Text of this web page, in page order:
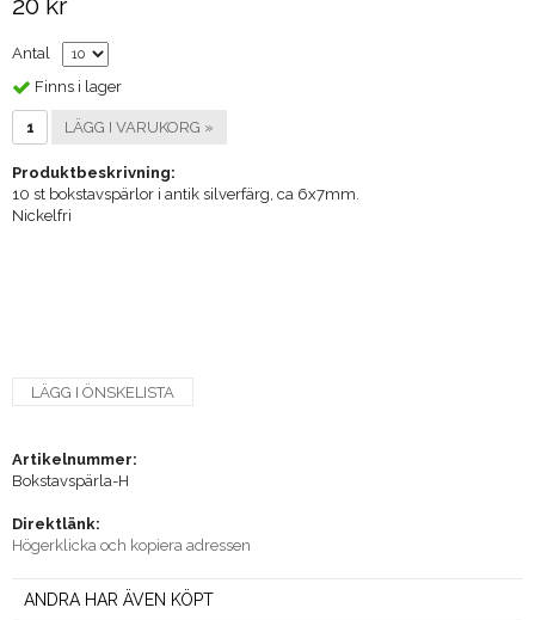
Antal
Finns i lager
LÄGG I VARUKORG »
Produktbeskrivning:
10 st bokstavspärlor i antik silverfärg, ca 6x7mm.
Nickelfri
LÄGG I ÖNSKELISTA
Artikelnummer:
Bokstavspärla-H
Direktlänk:
Högerklicka och kopiera adressen
ANDRA HAR ÄVEN KÖPT